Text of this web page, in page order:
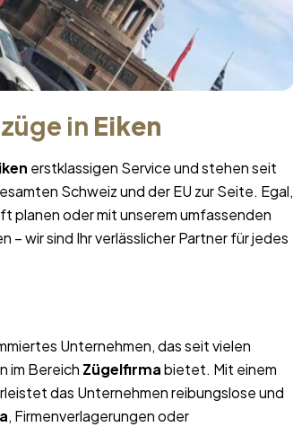
in Eiken
erstklassigen Service und stehen seit
Schweiz und der EU zur Seite. Egal,
planen oder mit unserem umfassenden
– wir sind Ihr verlässlicher Partner für jedes
Unternehmen, das seit vielen
im Bereich Zügelfirmabietet. Mit einem
das Unternehmen reibungslose und
, Firmenverlagerungen oder